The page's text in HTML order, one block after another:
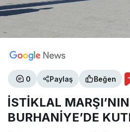
0 Paylaş Beğen
İSTİKLAL
BURHANİYE’DE